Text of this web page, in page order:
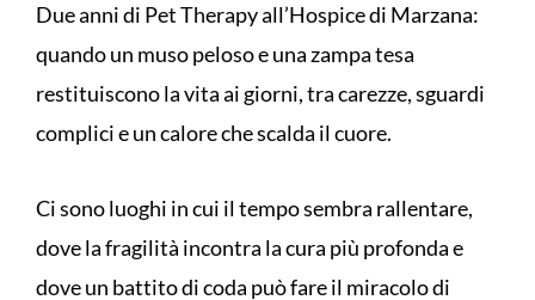
Due anni di Pet Therapy all’Hospice di Marzana:
quando un muso peloso e una zampa tesa
restituiscono la vita ai giorni, tra carezze, sguardi
complici e un calore che scalda il cuore.
Ci sono luoghi in cui il tempo sembra rallentare,
dove la fragilità incontra la cura più profonda e
dove un battito di coda può fare il miracolo di